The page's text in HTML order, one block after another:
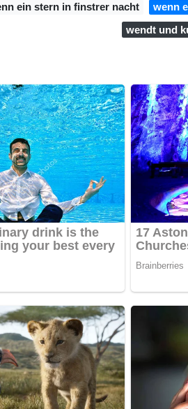
ein stern in finstrer nacht
wenn
wendt und